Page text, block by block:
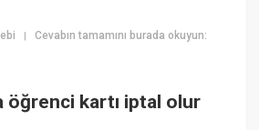
|Cevabın tamamını burada okuyun:
öğrenci kartı iptal olur